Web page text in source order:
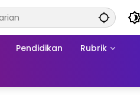
Pendidikan Rubrik